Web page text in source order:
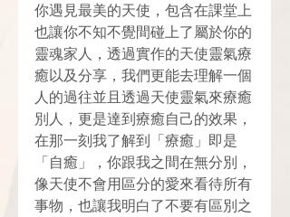
你遇見最美的天使，包含在課堂上
也讓你不知不覺間碰上了屬於你的
靈魂家人，透過實作的天使靈氣療
癒以及分享，我們更能去理解一個
人的過往並且透過天使靈氣來療癒
別人，更是達到療癒自己的效果，
在那一刻我了解到「療癒」即是
「自癒」，你跟我之間在無分別，
像天使不會用區分的愛來看待所有
事物，也讓我明白了不要有區別之